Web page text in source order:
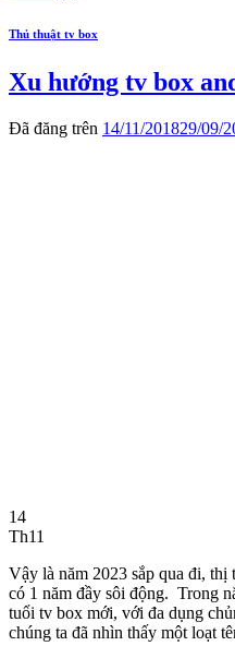
Thủ thuật tv box
Xu hướng tv box
Đã đăng trên 14/11/201829/09/
14
Th11
Vậy là năm 2023 sắp qua đi,
có 1 năm đầy sôi động. Trong
tuổi tv box mới, với đa dụng
chúng ta đã nhìn thấy một loạt